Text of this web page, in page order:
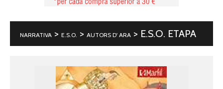
NARRATIVA > E.S.O. > AUTORS D' ARA > E.S.O. ETAPA